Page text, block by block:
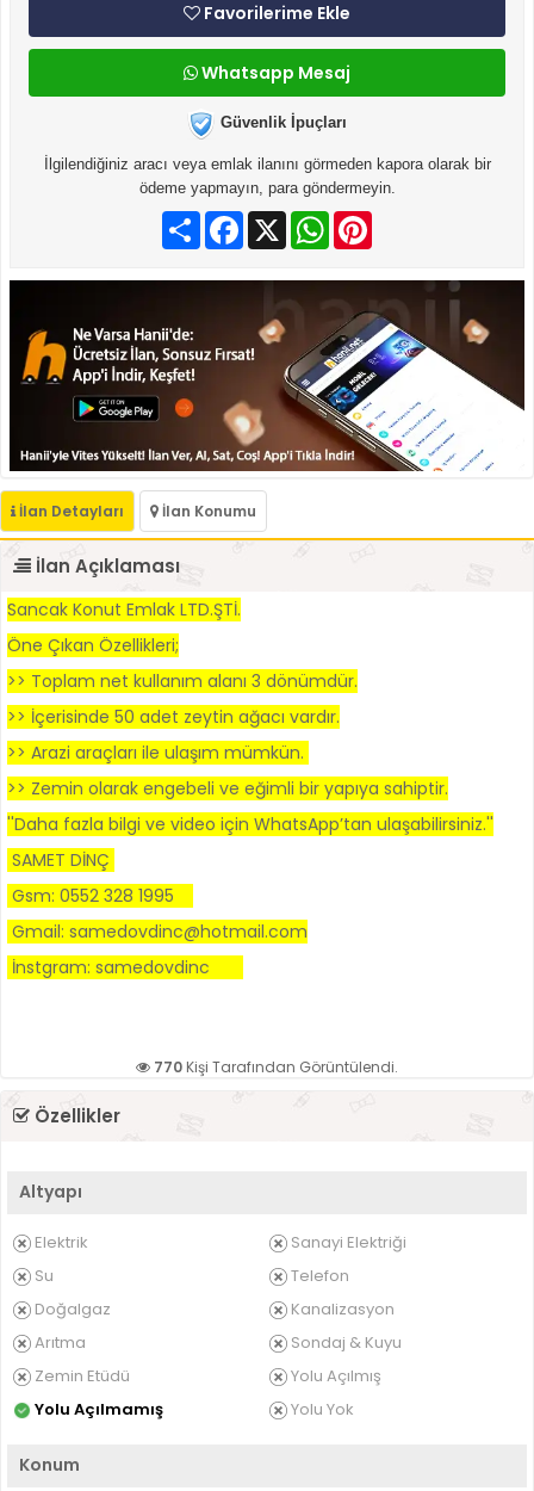
Favorilerime Ekle
Whatsapp Mesaj
Güvenlik İpuçları
İlgilendiğiniz aracı veya emlak ilanını görmeden kapora olarak bir
ödeme yapmayın, para göndermeyin.
PaylaşFacebook
X WhatsApp
İlan Detayları İlan Konumu
İlan Açıklaması
Sancak Konut Emlak LTD.ŞTİ.
Öne Çıkan Özellikleri;
>> Toplam net kullanım alanı 3 dönümdür.
>> İçerisinde 50 adet zeytin ağacı vardır.
>> Arazi araçları ile ulaşım mümkün.
>> Zemin olarak engebeli ve eğimli bir yapıya sahiptir.
''Daha fazla bilgi ve video için WhatsApp’tan ulaşabilirsiniz.''
SAMET DİNÇ
Gsm: 0552 328 1995
Gmail: samedovdinc@hotmail.com
İnstgram: samedovdinc
770 Kişi Tarafından Görüntülendi.
Özellikler
Altyapı
Elektrik
Sanayi Elektriği
Su
Telefon
Doğalgaz
Kanalizasyon
Arıtma
Sondaj & Kuyu
Zemin Etüdü
Yolu Açılmış
Yolu Açılmamış
Yolu Yok
Konum